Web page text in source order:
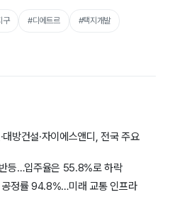
구 #디에트르 #택지개발
대방건설·자이에스앤디, 전국 주요
등…입주율은 55.8%로 하락
공정률 94.8%…미래 교통 인프라